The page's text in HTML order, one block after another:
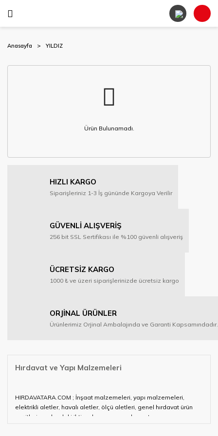
Anasayfa YILDIZ
Ürün Bulunamadı.
HIZLI KARGO
Siparişleriniz 1-3 İş gününde Kargoya Verilir
GÜVENLİ ALIŞVERİŞ
256 bit SSL Sertifikası ile %100 güvenli alışveriş
ÜCRETSİZ KARGO
1000 ₺ ve üzeri siparişlerinizde ücretsiz kargo
ORJİNAL ÜRÜNLER
Ürünlerimiz Orjinal Ambalajında ve Garanti Kapsamındadır.
Hırdavat ve Yapı Malzemeleri
HIRDAVATARA.COM ; İnşaat malzemeleri, yapı malzemeleri,
elektrikli aletler, havalı aletler, ölçü aletleri, genel hırdavat ürün
çeşitleri ve alandaki ihtiyaçlarınızın neredeyse tamamını